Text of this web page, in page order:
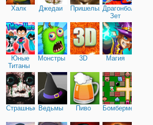
Халк Джедаи ПришельцыДрагонболл
Зет
Юные
Титаны
Монстры 3D Магия
Страшные Ведьмы Пиво Бомбермен